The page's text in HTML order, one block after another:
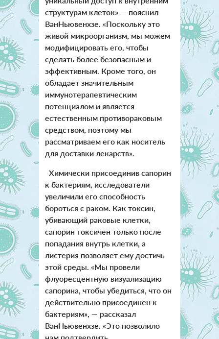
структурам клеток» — пояснил
ВанНьювенхзе. «Поскольку это
живой микроорганизм, мы можем
модифицировать его, чтобы
сделать более безопасным и
эффективным. Кроме того, он
обладает значительным
иммунотерапевтическим
потенциалом и является
естественным противораковым
средством, поэтому мы
рассматриваем его как носитель
для доставки лекарств».
Химически присоединив сапорин
к бактериям, исследователи
увеличили его способность
бороться с раком. Как токсин,
убивающий раковые клетки,
сапорин токсичен только после
попадания внутрь клетки, а
листерия позволяет ему достичь
этой среды. «Мы провели
флуоресцентную визуализацию
сапорина, чтобы убедиться, что он
действительно присоединен к
бактериям», — рассказал
ВанНьювенхзе. «Это позволило